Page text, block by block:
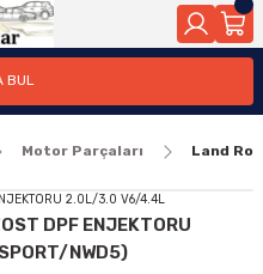
BUL
Motor Parçaları Land
DPF ENJEKTORU
NWD5)